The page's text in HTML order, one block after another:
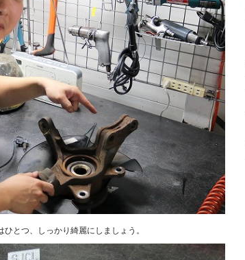
とつ、しっかり綺麗にしましょう。